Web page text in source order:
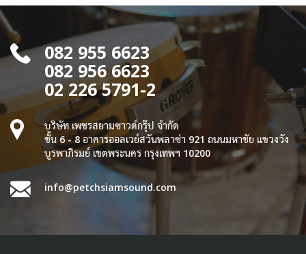
082 955 6623
082 956 6623
02 226 5791-2
บริษัท เพชรสยามซาวด์กรุ๊ป จำกัด
ชั้น 6 - 8 อาคารออลเวย์สวันพลาซ่า 921 ถนนมหาชัย แขวงวัง
บูรพาภิรมย์ เขตพระนคร กรุงเทพฯ 10200
info@petchsiamsound.com